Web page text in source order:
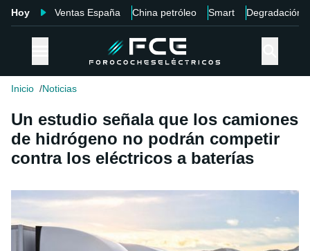
Hoy Ventas España China petróleo Smart Degradación
Inicio Noticias
Un estudio señala que los camiones
de hidrógeno no podrán competir
contra los eléctricos a baterías